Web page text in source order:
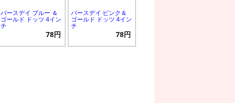
バースデイ ブルー ＆
ゴールド ドッツ 4イン
チ
78円
バースデイ ピンク＆
ゴールド ドッツ 4イン
チ
78円